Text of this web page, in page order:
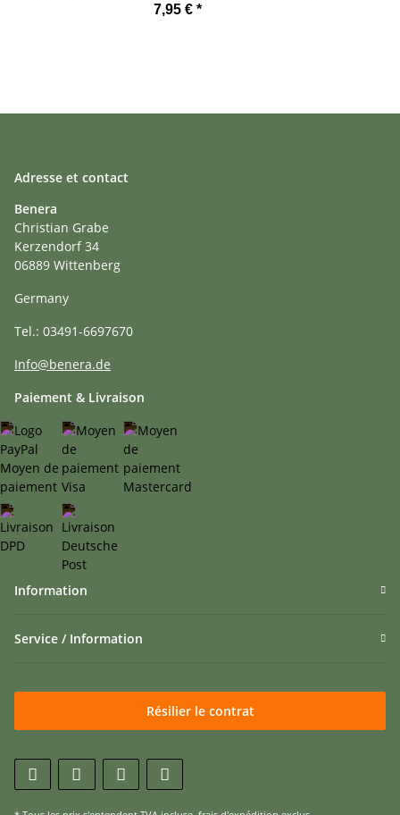
7,95 € *
Adresse et contact
Benera
Christian Grabe
Kerzendorf 34
06889 Wittenberg
Germany
Tel.: 03491-6697670
Info@benera.de
Paiement & Livraison
Information
Service / Information
Résilier le contrat